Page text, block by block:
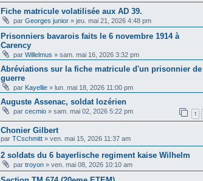
Fiche matricule volatilisée aux AD 39.
par Georges junior » jeu. mai 21, 2026 4:48 pm
Prisonniers bavarois faits le 6 novembre 1914 à
Carency
par Willelmus » sam. mai 16, 2026 3:32 pm
Abréviations sur la fiche matricule d'un prisonnier de
guerre
par Kayellie » lun. mai 18, 2026 11:00 pm
Auguste Assenac, soldat lozérien
par cecmio » sam. mai 02, 2026 5:22 pm 1
Chonier Gilbert
par TCschmitt » ven. mai 15, 2026 11:37 am
2 soldats du 6 bayerlische regiment kaise Wilhelm
par troyon » ven. mai 08, 2026 10:10 am